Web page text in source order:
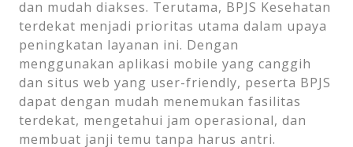
dan mudah diakses. Terutama, BPJS Kesehatan
terdekat menjadi prioritas utama dalam upaya
peningkatan layanan ini. Dengan
menggunakan aplikasi mobile yang canggih
dan situs web yang user-friendly, peserta BPJS
dapat dengan mudah menemukan fasilitas
terdekat, mengetahui jam operasional, dan
membuat janji temu tanpa harus antri.